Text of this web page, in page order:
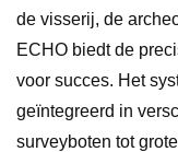
de visserij, de
ECHO biedt de
voor succes. Het
geïntegreerd in
surveyboten tot